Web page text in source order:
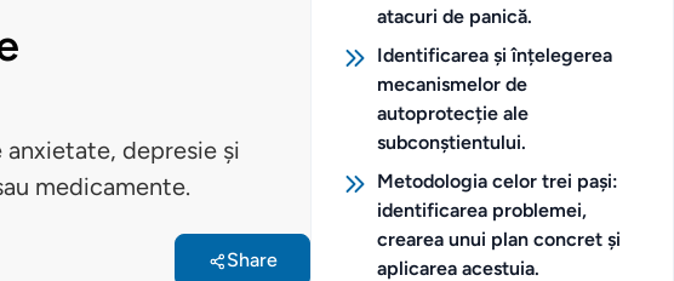
depresie și
medicamente.
Share
atacuri de panică.
Identificarea și înțelegerea
mecanismelor de
autoprotecție ale
subconștientului.
Metodologia celor trei pași:
identificarea problemei,
crearea unui plan concret și
aplicarea acestuia.